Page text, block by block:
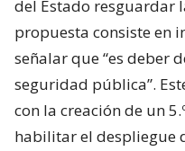
del Estado resguardar
propuesta consiste en
señalar que “es deber
seguridad pública”.
con la creación de un
habilitar el despliegue